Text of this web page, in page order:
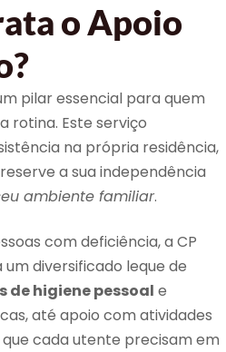
o Apoio
pilar essencial para quem
rotina. Este serviço
na própria residência,
a sua independência
ambiente familiar.
com deficiência, a CP
diversificado leque de
de higiene pessoal e
até apoio com atividades
cada utente precisam em